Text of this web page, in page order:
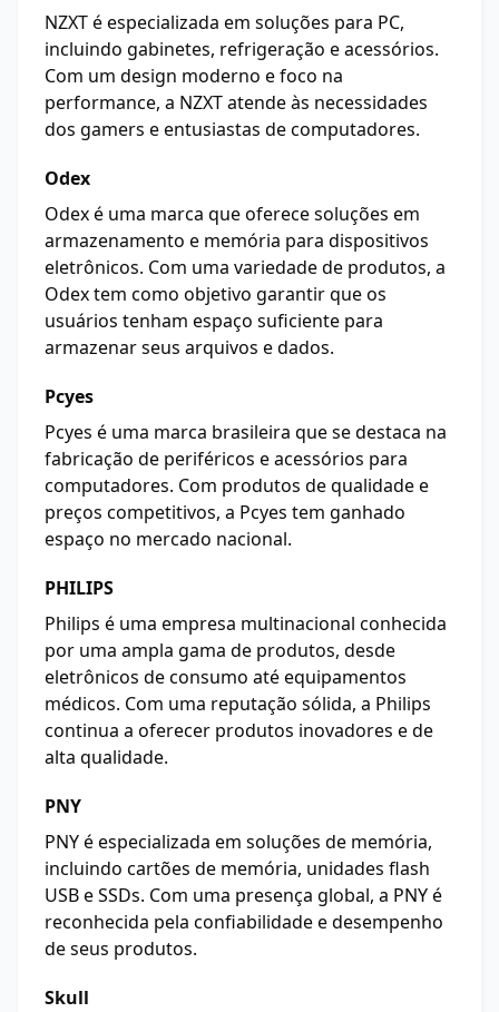
NZXT é especializada em soluções para PC,
incluindo gabinetes, refrigeração e acessórios.
Com um design moderno e foco na
performance, a NZXT atende às necessidades
dos gamers e entusiastas de computadores.
Odex
Odex é uma marca que oferece soluções em
armazenamento e memória para dispositivos
eletrônicos. Com uma variedade de produtos, a
Odex tem como objetivo garantir que os
usuários tenham espaço suficiente para
armazenar seus arquivos e dados.
Pcyes
Pcyes é uma marca brasileira que se destaca na
fabricação de periféricos e acessórios para
computadores. Com produtos de qualidade e
preços competitivos, a Pcyes tem ganhado
espaço no mercado nacional.
PHILIPS
Philips é uma empresa multinacional conhecida
por uma ampla gama de produtos, desde
eletrônicos de consumo até equipamentos
médicos. Com uma reputação sólida, a Philips
continua a oferecer produtos inovadores e de
alta qualidade.
PNY
PNY é especializada em soluções de memória,
incluindo cartões de memória, unidades flash
USB e SSDs. Com uma presença global, a PNY é
reconhecida pela confiabilidade e desempenho
de seus produtos.
Skull